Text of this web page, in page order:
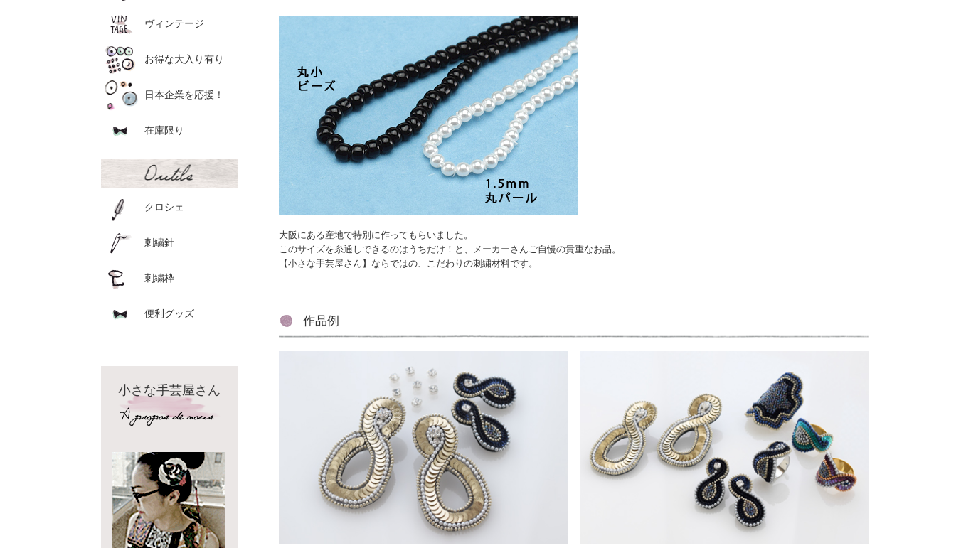
大阪にある産地で特別に作ってもらいました。
このサイズを糸通しできるのはうちだけ！と、メーカーさんご自慢の貴重なお品。
【小さな手芸屋さん】ならではの、こだわりの刺繍材料です。
作品例
ヴィンテージ
お得な大入り有り
日本企業を応援！
在庫限り
クロシェ
刺繍針
刺繍枠
便利グッズ
小さな手芸屋さん